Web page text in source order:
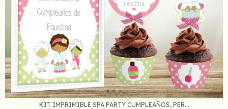
KIT IMPRIMIBLE SPA PARTY CUMPLEAÑOS, PER...